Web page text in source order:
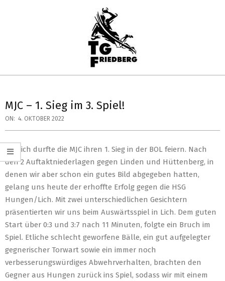
TG
HANDBALL
Menu
MJC – 1. Sieg im 3. Spiel!
ON: 4. OKTOBER 2022
Endlich durfte die MJC ihren 1. Sieg in der BOL feiern. Nach
den 2 Auftaktniederlagen gegen Linden und Hüttenberg, in
denen wir aber schon ein gutes Bild abgegeben hatten,
gelang uns heute der erhoffte Erfolg gegen die HSG
Hungen/Lich. Mit zwei unterschiedlichen Gesichtern
präsentierten wir uns beim Auswärtsspiel in Lich. Dem guten
Start über 0:3 und 3:7 nach 11 Minuten, folgte ein Bruch im
Spiel. Etliche schlecht geworfene Bälle, ein gut aufgelegter
gegnerischer Torwart sowie ein immer noch
verbesserungswürdiges Abwehrverhalten, brachten den
Gegner aus Hungen zurück ins Spiel, sodass wir mit einem